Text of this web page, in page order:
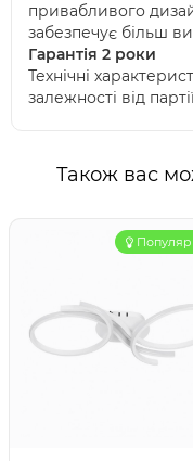
привабливого
забезпечує більш
Гарантія 2 роки
Технічні
залежності від
Також вас